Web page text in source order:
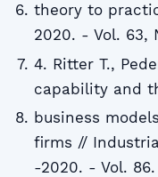
theory to
2020. - Vol. 63,
4. Ritter T.,
capability and
business
firms //
-2020. - Vol. 86.